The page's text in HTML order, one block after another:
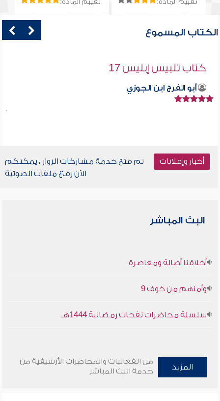
تقييم المادة: تقييم المادة:
الكتاب المسموع
كتاب تلبيس إبليس 17
أبو الفرج ابن الجوزي
أخبار وإعلانات
تم فتح خدمة مشاركات الزوار ، يمكنكم
الآن رفع ملفات الصوتية
البث المباشر
أخلاقنا أصالة ومعاصرة
وأمنهم من خوف 9
سلسلة محاضرات نفحات رمضانية 1444هـ
المزيد
من الفعاليات والمحاضرات الأرشيفية من
خدمة البث المباشر